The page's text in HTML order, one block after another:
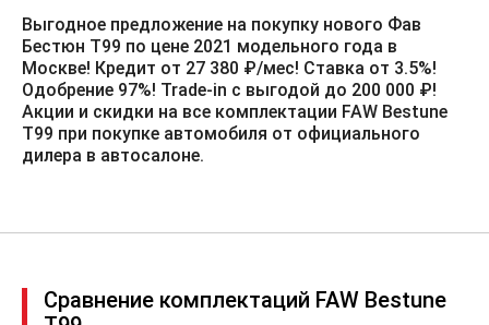
Система распознавания дорожных
знаков
Блокировка замков задних дверей
Защита от угона
Центральный замок
Навигационная система
Мультимедиа система с ЖК-
Выгодное предложение на покупку нового Фав
Бестюн T99 по цене 2021 модельного года в
Москве! Кредит от 27 380 ₽/мес! Ставка от 3.5%!️
Одобрение 97%! Trade-in с выгодой до 200 000 ₽!
Акции и скидки на все комплектации FAW Bestune
T99 при покупке автомобиля от официального
дилера в автосалоне.
Сравнение комплектаций FAW Bestune